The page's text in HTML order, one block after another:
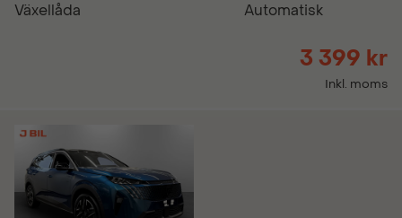
Växellåda
Automatisk
3 399 kr
Inkl. moms